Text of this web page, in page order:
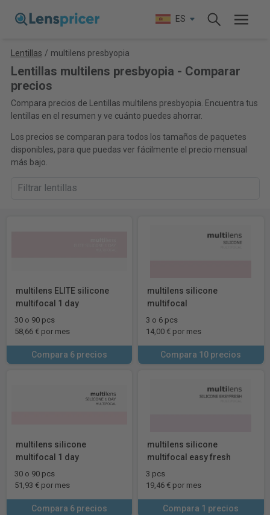
ES
Lentillas / multilens presbyopia
Lentillas multilens presbyopia - Comparar
precios
Compara precios de Lentillas multilens presbyopia. Encuentra tus
lentillas en el resumen y ve cuánto puedes ahorrar.
Los precios se comparan para todos los tamaños de paquetes
disponibles, para que puedas ver fácilmente el precio mensual
más bajo.
multilens ELITE silicone
multifocal 1 day
30 o 90 pcs
58,66 € por mes
Compara 6 precios
multilens silicone
multifocal
3 o 6 pcs
14,00 € por mes
Compara 10 precios
multilens silicone
multifocal 1 day
30 o 90 pcs
51,93 € por mes
Compara 6 precios
multilens silicone
multifocal easy fresh
3 pcs
19,46 € por mes
Compara 1 precios